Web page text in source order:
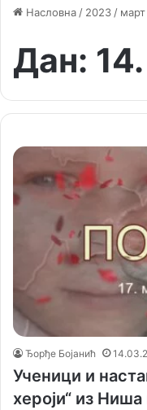
Насловна / 2023 / март
Дан:
Ђорђе Бојанић
Ученици и
хероји“ из